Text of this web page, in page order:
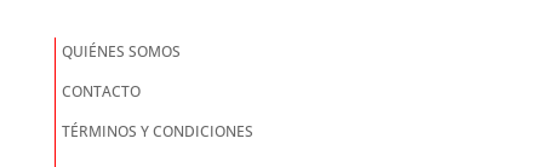
QUIÉNES SOMOS
CONTACTO
TÉRMINOS Y CONDICIONES